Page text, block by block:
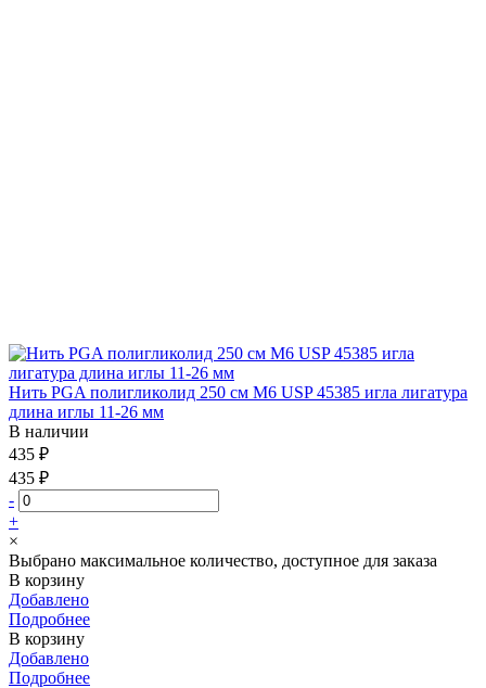
Нить PGA полигликолид 250 см М6 USP 45385 игла лигатура
длина иглы 11-26 мм
В наличии
435 ₽
435 ₽
-
+
×
Выбрано максимальное количество, доступное для заказа
В корзину
Добавлено
Подробнее
В корзину
Добавлено
Подробнее